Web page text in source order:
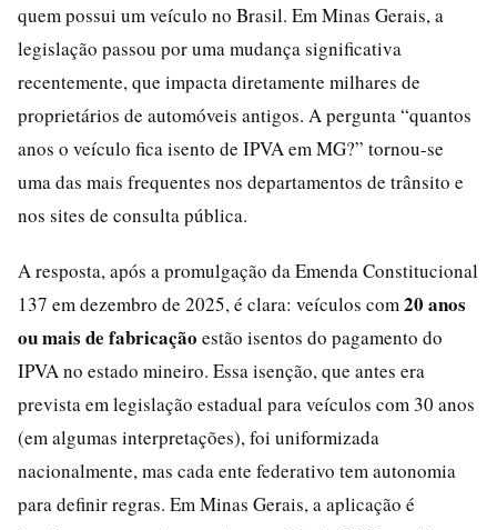
quem possui um veículo no Brasil. Em Minas Gerais, a
legislação passou por uma mudança significativa
recentemente, que impacta diretamente milhares de
proprietários de automóveis antigos. A pergunta “quantos
anos o veículo fica isento de IPVA em MG?” tornou-se
uma das mais frequentes nos departamentos de trânsito e
nos sites de consulta pública.
A resposta, após a promulgação da Emenda Constitucional
137 em dezembro de 2025, é clara: veículos com 20 anos
ou mais de fabricação estão isentos do pagamento do
IPVA no estado mineiro. Essa isenção, que antes era
prevista em legislação estadual para veículos com 30 anos
(em algumas interpretações), foi uniformizada
nacionalmente, mas cada ente federativo tem autonomia
para definir regras. Em Minas Gerais, a aplicação é